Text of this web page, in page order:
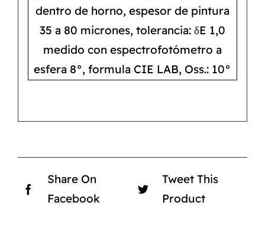
dentro de horno, espesor de pintura
35 a 80 micrones, tolerancia: δE 1,0
medido con espectrofotómetro a
esfera 8°, formula CIE LAB, Oss.: 10°
Share On
Facebook
Tweet This
Product